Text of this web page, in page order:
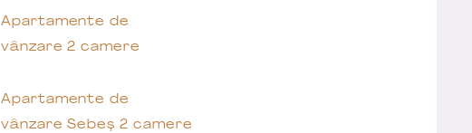
Apartamente de
vânzare 2 camere
Apartamente de
vânzare Sebeș 2 camere